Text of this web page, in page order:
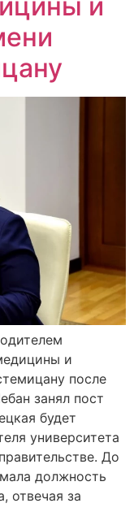
и
после
занял пост
будет
университета
До
должность
отвечая за